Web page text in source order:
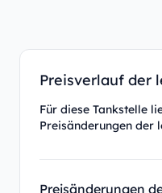
Preisverlauf der
Für diese Tankstelle
Preisänderungen der
Preisänderungen